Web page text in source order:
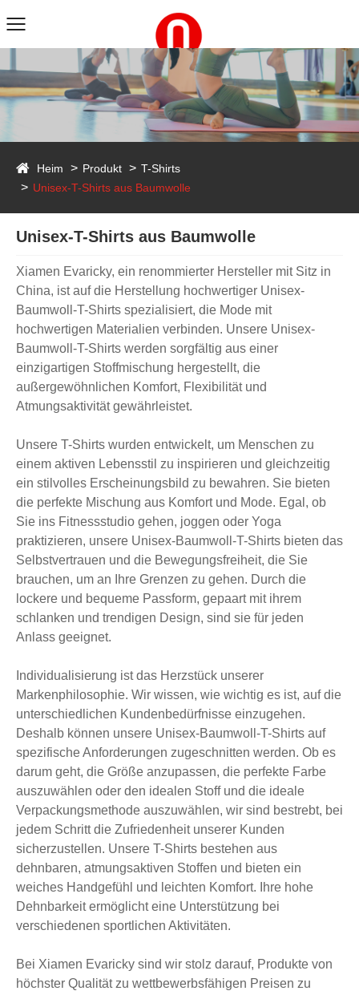
Heim Produkt
T-Shirts
Unisex-T-Shirts aus Baumwolle
Unisex-T-Shirts aus Baumwolle
Xiamen Evaricky, ein renommierter Hersteller mit Sitz in
China, ist auf die Herstellung hochwertiger Unisex-
Baumwoll-T-Shirts spezialisiert, die Mode mit
hochwertigen Materialien verbinden. Unsere Unisex-
Baumwoll-T-Shirts werden sorgfältig aus einer
einzigartigen Stoffmischung hergestellt, die
außergewöhnlichen Komfort, Flexibilität und
Atmungsaktivität gewährleistet.
Unsere T-Shirts wurden entwickelt, um Menschen zu
einem aktiven Lebensstil zu inspirieren und gleichzeitig
ein stilvolles Erscheinungsbild zu bewahren. Sie bieten
die perfekte Mischung aus Komfort und Mode. Egal, ob
Sie ins Fitnessstudio gehen, joggen oder Yoga
praktizieren, unsere Unisex-Baumwoll-T-Shirts bieten das
Selbstvertrauen und die Bewegungsfreiheit, die Sie
brauchen, um an Ihre Grenzen zu gehen. Durch die
lockere und bequeme Passform, gepaart mit ihrem
schlanken und trendigen Design, sind sie für jeden
Anlass geeignet.
Individualisierung ist das Herzstück unserer
Markenphilosophie. Wir wissen, wie wichtig es ist, auf die
unterschiedlichen Kundenbedürfnisse einzugehen.
Deshalb können unsere Unisex-Baumwoll-T-Shirts auf
spezifische Anforderungen zugeschnitten werden. Ob es
darum geht, die Größe anzupassen, die perfekte Farbe
auszuwählen oder den idealen Stoff und die ideale
Verpackungsmethode auszuwählen, wir sind bestrebt, bei
jedem Schritt die Zufriedenheit unserer Kunden
sicherzustellen. Unsere T-Shirts bestehen aus
dehnbaren, atmungsaktiven Stoffen und bieten ein
weiches Handgefühl und leichten Komfort. Ihre hohe
Dehnbarkeit ermöglicht eine Unterstützung bei
verschiedenen sportlichen Aktivitäten.
Bei Xiamen Evaricky sind wir stolz darauf, Produkte von
höchster Qualität zu wettbewerbsfähigen Preisen zu